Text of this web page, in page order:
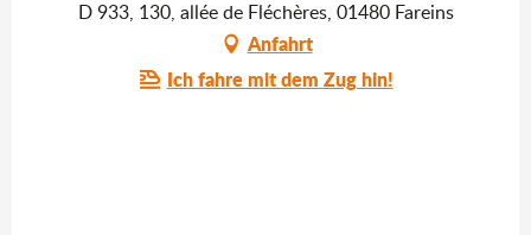
D 933, 130, allée de Fléchères, 01480 Fareins
Anfahrt
Ich fahre mit dem Zug hin!